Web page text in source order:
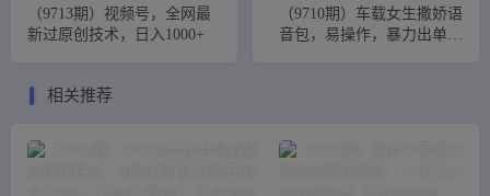
（9713期）视频号，全网最
新过原创技术，日入1000+
（9710期）车载女生撒娇语
音包，易操作，暴力出单，
相关推荐